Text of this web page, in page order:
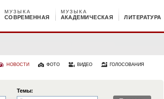
СОВРЕМЕННАЯ
МУЗЫКА
АКАДЕМИЧЕСКАЯ
МУЗЫКА
ЛИТЕРАТУРА
НОВОСТИ ФОТО ВИДЕО ГОЛОСОВАНИЯ
Темы: